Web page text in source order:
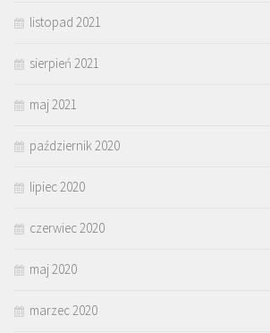
listopad 2021
sierpień 2021
maj 2021
październik 2020
lipiec 2020
czerwiec 2020
maj 2020
marzec 2020